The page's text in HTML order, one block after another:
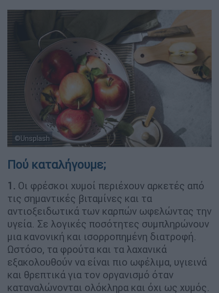
©Unsplash
Πού καταλήγουμε;
1. Οι φρέσκοι χυμοί περιέχουν αρκετές από
τις σημαντικές βιταμίνες και τα
αντιοξειδωτικά των καρπών ωφελώντας την
υγεία. Σε λογικές ποσότητες συμπληρώνουν
μια κανονική και ισορροπημένη διατροφή.
Ωστόσο, τα φρούτα και τα λαχανικά
εξακολουθούν να είναι πιο ωφέλιμα, υγιεινά
και θρεπτικά για τον οργανισμό όταν
καταναλώνονται ολόκληρα και όχι ως χυμός.